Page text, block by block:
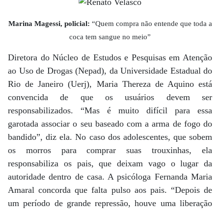
Marina Magessi, policial: “Quem compra não entende que toda a
coca tem sangue no meio”
Diretora do Núcleo de Estudos e Pesquisas em Atenção
ao Uso de Drogas (Nepad), da Universidade Estadual do
Rio de Janeiro (Uerj), Maria Thereza de Aquino está
convencida de que os usuários devem ser
responsabilizados. “Mas é muito difícil para essa
garotada associar o seu baseado com a arma de fogo do
bandido”, diz ela. No caso dos adolescentes, que sobem
os morros para comprar suas trouxinhas, ela
responsabiliza os pais, que deixam vago o lugar da
autoridade dentro de casa. A psicóloga Fernanda Maria
Amaral concorda que falta pulso aos pais. “Depois de
um período de grande repressão, houve uma liberação